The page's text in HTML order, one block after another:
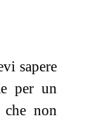
sapere
per un
non